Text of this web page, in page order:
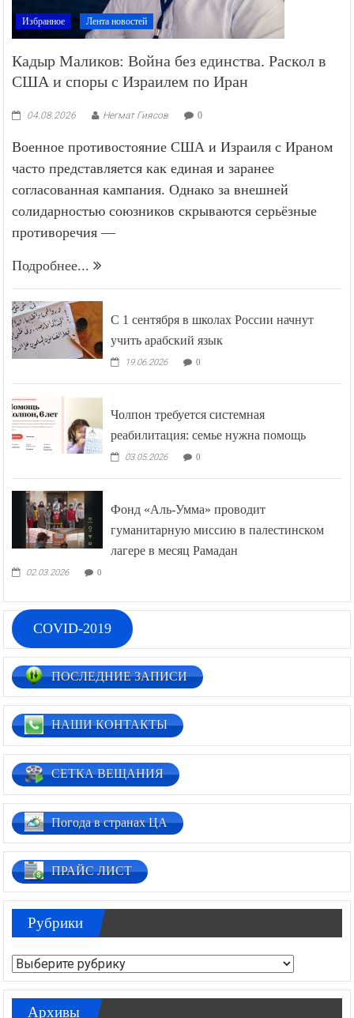
Избранное Лента новостей
Кадыр Маликов: Война без единства. Раскол в
США и споры с Израилем по Иран
04.08.2026 Негмат Гиясов 0
Военное противостояние США и Израиля с Ираном
часто представляется как единая и заранее
согласованная кампания. Однако за внешней
солидарностью союзников скрываются серьёзные
противоречия —
Подробнее...
С 1 сентября в школах России начнут
учить арабский язык
19.06.2026 0
Чолпон требуется системная
реабилитация: семье нужна помощь
03.05.2026 0
Фонд «Аль-Умма» проводит
гуманитарную миссию в палестинском
лагере в месяц Рамадан
02.03.2026 0
COVID-2019
ПОСЛЕДНИЕ ЗАПИСИ
НАШИ КОНТАКТЫ
СЕТКА ВЕЩАНИЯ
Погода в странах ЦА
ПРАЙС ЛИСТ
Рубрики
Рубрики
Архивы